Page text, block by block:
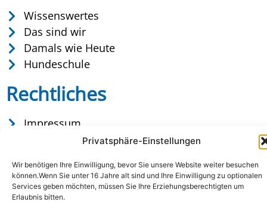
Privatsphäre-Einstellungen
Wir benötigen Ihre Einwilligung, bevor Sie unsere Website weiter besuchen
können.Wenn Sie unter 16 Jahre alt sind und Ihre Einwilligung zu optionalen
Services geben möchten, müssen Sie Ihre Erziehungsberechtigten um
Erlaubnis bitten.
Wissenswertes
Das sind wir
Damals wie Heute
Hundeschule
Rechtliches
Impressum
Datenschutz